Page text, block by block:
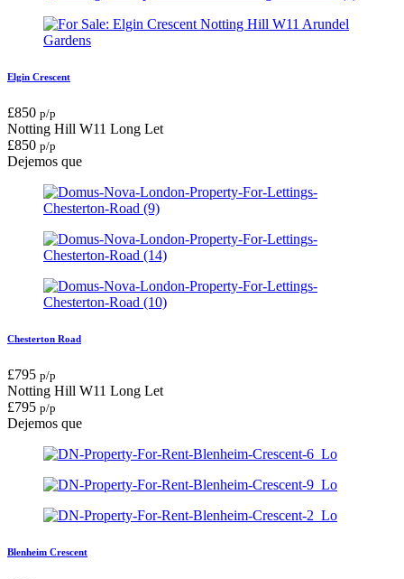
Elgin Crescent
£850 p/p
Notting Hill W11 Long Let
£850 p/p
Dejemos que
Chesterton Road
£795 p/p
Notting Hill W11 Long Let
£795 p/p
Dejemos que
Blenheim Crescent